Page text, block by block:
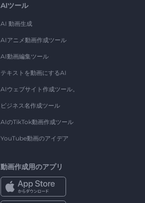
AIツール
AI 動画生成
AIアニメ動画作成ツール
AI動画編集ツール
テキストを動画にするAI
AIウェブサイト作成ツール。
ビジネス名作成ツール
AIのTikTok動画作成ツール
YouTube動画のアイデア
動画作成用のアプリ